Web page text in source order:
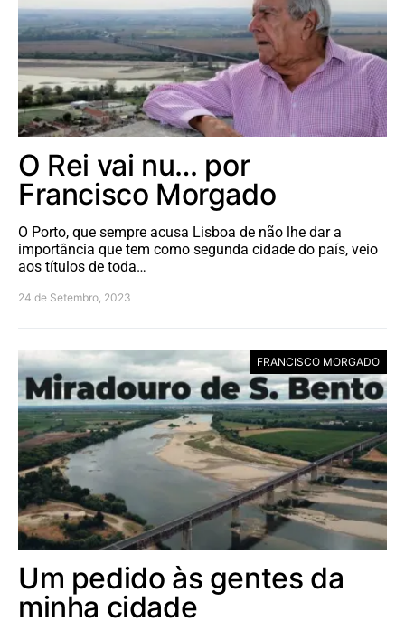
O Rei vai nu… por
Francisco Morgado
O Porto, que sempre acusa Lisboa de não lhe dar a
importância que tem como segunda cidade do país, veio
aos títulos de toda…
24 de Setembro, 2023
FRANCISCO MORGADO
Um pedido às gentes da
minha cidade